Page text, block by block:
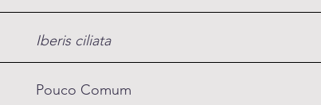
Iberis ciliata
Pouco Comum